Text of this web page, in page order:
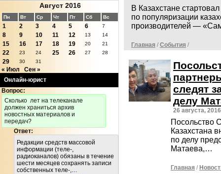
Август 2016
Пн Вт Ср Чт Пт Сб Вс
1 2 3 4 5 6 7
8 9 10 11 12 13 14
15 16 17 18 19 20 21
22 23 24 25 26 27 28
29 30 31
« Июл
Сен »
Онлайн-юрист
Вопрос:
Cколько лет на телеканале
должен храниться архив
новостных материалов и
передач?
Ответ:
Редакции средств массовой
информации (теле-,
радиоканалов) обязаны в течение
шести месяцев сохранять записи
собственных теле-,…
В Казахстане
по популяризации
производителей —
Главная / События /
следят
делу
26 августа, 2016
Посольство
Казахстана
по делу
Матаева,…
Главная /